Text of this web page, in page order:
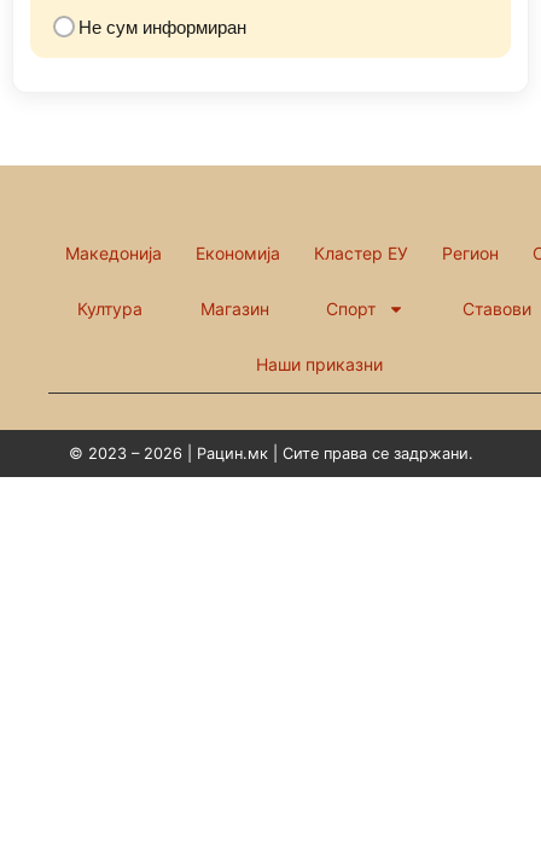
Не сум информиран
Македонија Економија Кластер ЕУ Регион
Култура Магазин Спорт Ставови
Наши приказни
© 2023 – 2026 | Рацин.мк | Сите права се задржани.